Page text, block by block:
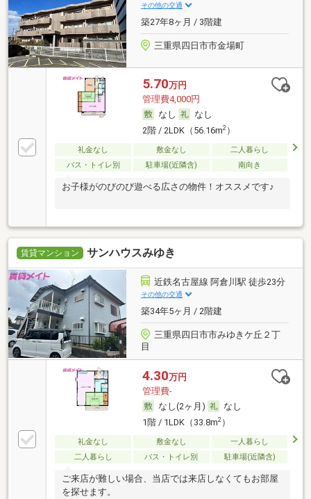
その他の交通
築27年8ヶ月 / 3階建
三重県四日市市金場町
5.70万円
管理費4,000円
なし
なし
2階 / 2LDK（56.16m2）
礼金なし 敷金なし
二人暮らし
バス・トイレ別
駐車場(近隣含) 南向き
お子様がのびのび遊べる広さの物件！オススメです♪
賃貸マンション サンハウスみゆき
近鉄名古屋線 阿倉川駅 徒歩23分
その他の交通
築34年5ヶ月 / 2階建
三重県四日市市みゆきケ丘２丁
目
4.30万円
管理費-
なし(2ヶ月)
なし
1階 / 1LDK（33.8m2）
礼金なし 敷金なし
一人暮らし
二人暮らし
バス・トイレ別 駐車場(近隣含)
ご来店が難しい場合、当店では来店しなくてもお部屋
を探せます。